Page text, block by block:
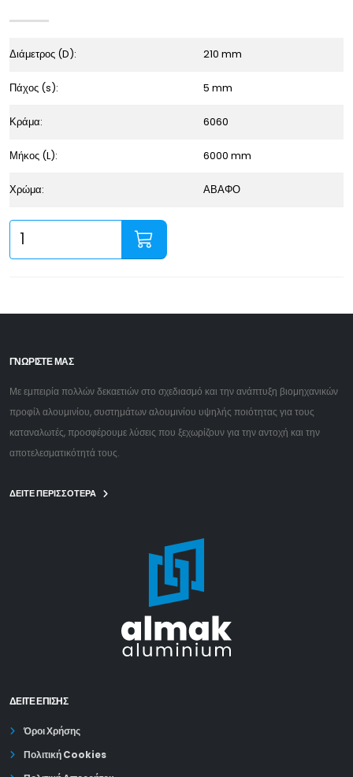
Διάμετρος (D): 210 mm
Πάχος (s): 5 mm
Κράμα: 6060
Μήκος (L): 6000 mm
Χρώμα: ΑΒΑΦΟ
ΓΝΩΡΙΣΤΕ ΜΑΣ
Με εμπειρία πολλών δεκαετιών στο σχεδιασμό και την ανάπτυξη βιομηχανικών
προφίλ αλουμινίου, συστημάτων αλουμινίου υψηλής ποιότητας για τους
καταναλωτές, προσφέρουμε λύσεις που ξεχωρίζουν για την αντοχή και την
αποτελεσματικότητά τους.
ΔΕΙΤΕ ΠΕΡΙΣΣΟΤΕΡΑ
ΔΕΊΤΕ ΕΠΙΣΗΣ
Όροι Χρήσης
Πολιτική Cookies